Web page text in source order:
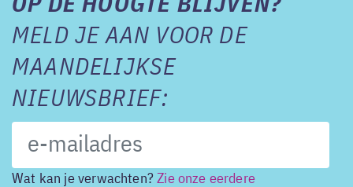
OP DE HOOGTE BLIJVEN?
MELD JE AAN VOOR DE
MAANDELIJKSE
NIEUWSBRIEF:
Wat kan je verwachten?Zie onze eerdere